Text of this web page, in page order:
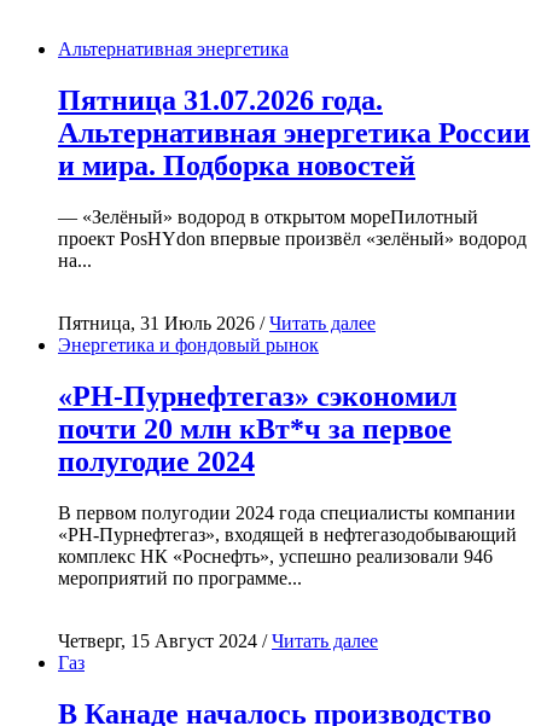
Альтернативная энергетика
Пятница 31.07.2026 года.
Альтернативная энергетика России
и мира. Подборка новостей
— «Зелёный» водород в открытом мореПилотный
проект PosHYdon впервые произвёл «зелёный» водород
на...
Пятница, 31 Июль 2026 /Читать далее
Энергетика и фондовый рынок
«РН-Пурнефтегаз» сэкономил
почти 20 млн кВт*ч за первое
полугодие 2024
В первом полугодии 2024 года специалисты компании
«РН-Пурнефтегаз», входящей в нефтегазодобывающий
комплекс НК «Роснефть», успешно реализовали 946
мероприятий по программе...
Четверг, 15 Август 2024 /Читать далее
Газ
В Канаде началось производство